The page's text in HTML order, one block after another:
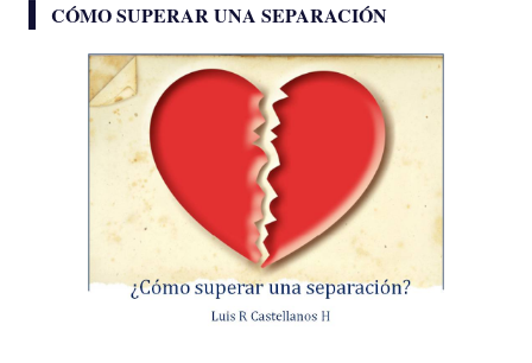
CÓMO SUPERAR UNA SEPARACIÓN